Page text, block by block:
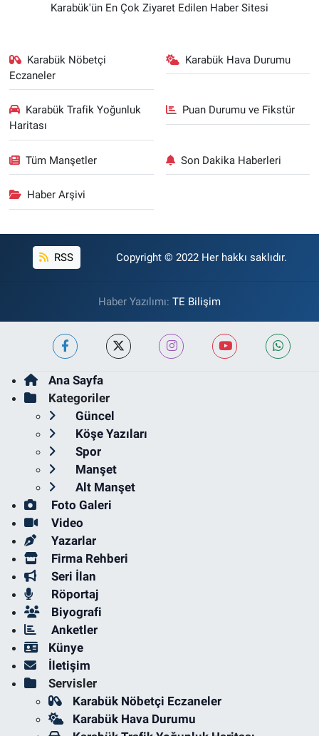
Karabük'ün En Çok Ziyaret Edilen Haber Sitesi
Karabük Nöbetçi
Eczaneler
Karabük Hava Durumu
Karabük Trafik Yoğunluk
Haritası
Puan Durumu ve Fikstür
Tüm Manşetler Son Dakika Haberleri
Haber Arşivi
RSS Copyright © 2022 Her hakkı saklıdır.
Haber Yazılımı: TE Bilişim
Ana Sayfa
Kategoriler
Güncel
Köşe Yazıları
Spor
Manşet
Alt Manşet
Foto Galeri
Video
Yazarlar
Firma Rehberi
Seri İlan
Röportaj
Biyografi
Anketler
Künye
İletişim
Servisler
Karabük Nöbetçi Eczaneler
Karabük Hava Durumu